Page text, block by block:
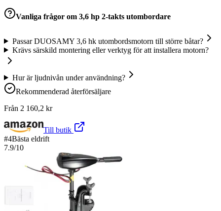
Vanliga frågor om 3,6 hp 2-takts utombordare
Passar DUOSAMY 3,6 hk utombordsmotorn till större båtar?
Krävs särskild montering eller verktyg för att installera motorn?
Hur är ljudnivån under användning?
Rekommenderad återförsäljare
Från 2 160,2 kr
Till butik
#4Bästa eldrift
7.9/10